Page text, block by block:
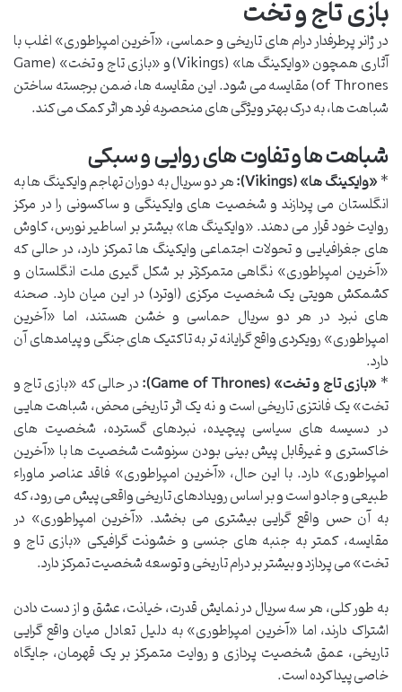
بازی تاج و تخت
در ژانر پرطرفدار درام های تاریخی و حماسی، «آخرین امپراطوری» اغلب با
آثاری همچون «وایکینگ ها» (Vikings) و «بازی تاج و تخت» (Game
of Thrones) مقایسه می شود. این مقایسه ها، ضمن برجسته ساختن
شباهت ها، به درک بهتر ویژگی های منحصربه فرد هر اثر کمک می کند.
شباهت ها و تفاوت های روایی و سبکی
*«وایکینگ ها» (Vikings): هر دو سریال به دوران تهاجم وایکینگ ها به
انگلستان می پردازند و شخصیت های وایکینگی و ساکسونی را در مرکز
روایت خود قرار می دهند. «وایکینگ ها» بیشتر بر اساطیر نورس، کاوش
های جغرافیایی و تحولات اجتماعی وایکینگ ها تمرکز دارد، در حالی که
«آخرین امپراطوری» نگاهی متمرکزتر بر شکل گیری ملت انگلستان و
کشمکش هویتی یک شخصیت مرکزی (اوترد) در این میان دارد. صحنه
های نبرد در هر دو سریال حماسی و خشن هستند، اما «آخرین
امپراطوری» رویکردی واقع گرایانه تر به تاکتیک های جنگی و پیامدهای آن
دارد.
*«بازی تاج و تخت» (Game of Thrones): در حالی که «بازی تاج و
تخت» یک فانتزی تاریخی است و نه یک اثر تاریخی محض، شباهت هایی
در دسیسه های سیاسی پیچیده، نبردهای گسترده، شخصیت های
خاکستری و غیرقابل پیش بینی بودن سرنوشت شخصیت ها با «آخرین
امپراطوری» دارد. با این حال، «آخرین امپراطوری» فاقد عناصر ماوراء
طبیعی و جادو است و بر اساس رویدادهای تاریخی واقعی پیش می رود، که
به آن حس واقع گرایی بیشتری می بخشد. «آخرین امپراطوری» در
مقایسه، کمتر به جنبه های جنسی و خشونت گرافیکی «بازی تاج و
تخت» می پردازد و بیشتر بر درام تاریخی و توسعه شخصیت تمرکز دارد.
به طور کلی، هر سه سریال در نمایش قدرت، خیانت، عشق و از دست دادن
اشتراک دارند، اما «آخرین امپراطوری» به دلیل تعادل میان واقع گرایی
تاریخی، عمق شخصیت پردازی و روایت متمرکز بر یک قهرمان، جایگاه
خاصی پیدا کرده است.